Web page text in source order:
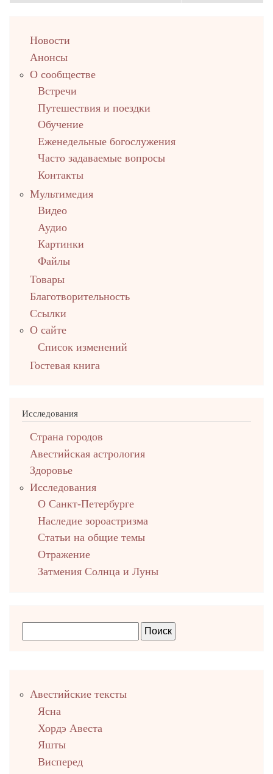
upНовости
Анонсы
О сообществе
Встречи
Путешествия и поездки
Обучение
Еженедельные богослужения
Часто задаваемые вопросы
Контакты
Мультимедия
Видео
Аудио
Картинки
Файлы
Товары
Благотворительность
Ссылки
О сайте
Список изменений
Гостевая книга
Исследования
Страна городов
Авестийская астрология
Здоровье
Исследования
О Санкт-Петербурге
Наследие зороастризма
Cтатьи на общие темы
Отражение
Затмения Солнца и Луны
столбец
Авестийские тексты
Ясна
Хордэ Авеста
Яшты
Висперед